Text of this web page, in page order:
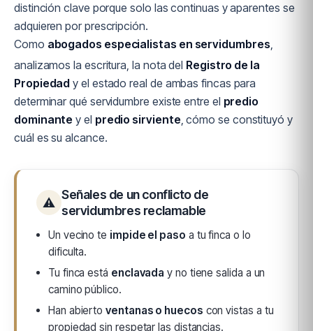
distinción clave porque solo las continuas y aparentes se
adquieren por prescripción.
Como abogados especialistas en servidumbres,
analizamos la escritura, la nota del Registro de la
Propiedad y el estado real de ambas fincas para
determinar qué servidumbre existe entre el predio
dominante y el predio sirviente, cómo se constituyó y
cuál es su alcance.
⚠
Señales de un conflicto de
servidumbres reclamable
Un vecino te impide el paso a tu finca o lo
dificulta.
Tu finca está enclavada y no tiene salida a un
camino público.
Han abiertoventanas o huecos con vistas a tu
propiedad sin respetar las distancias.